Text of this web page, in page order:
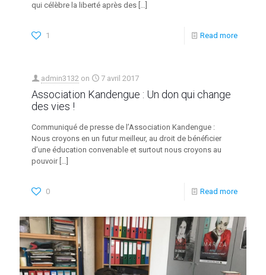
qui célèbre la liberté après des […]
1 Read more
admin3132 on 7 avril 2017
Association Kandengue : Un don qui change
des vies !
Communiqué de presse de l’Association Kandengue :
Nous croyons en un futur meilleur, au droit de bénéficier
d’une éducation convenable et surtout nous croyons au
pouvoir[…]
0 Read more